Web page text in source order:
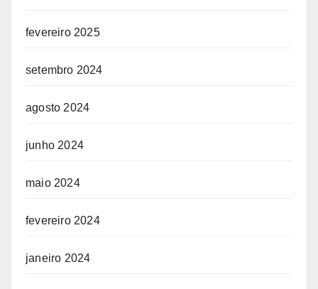
fevereiro 2025
setembro 2024
agosto 2024
junho 2024
maio 2024
fevereiro 2024
janeiro 2024